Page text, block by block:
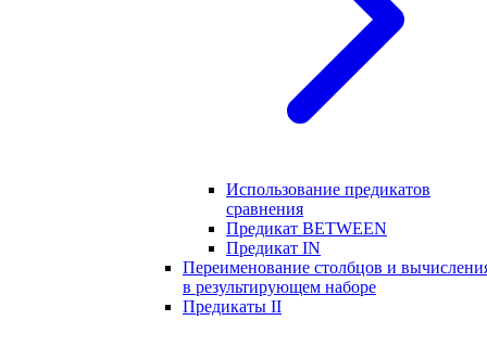
Использование предикатов
сравнения
Предикат BETWEEN
Предикат IN
Переименование столбцов и
в результирующем наборе
Предикаты II